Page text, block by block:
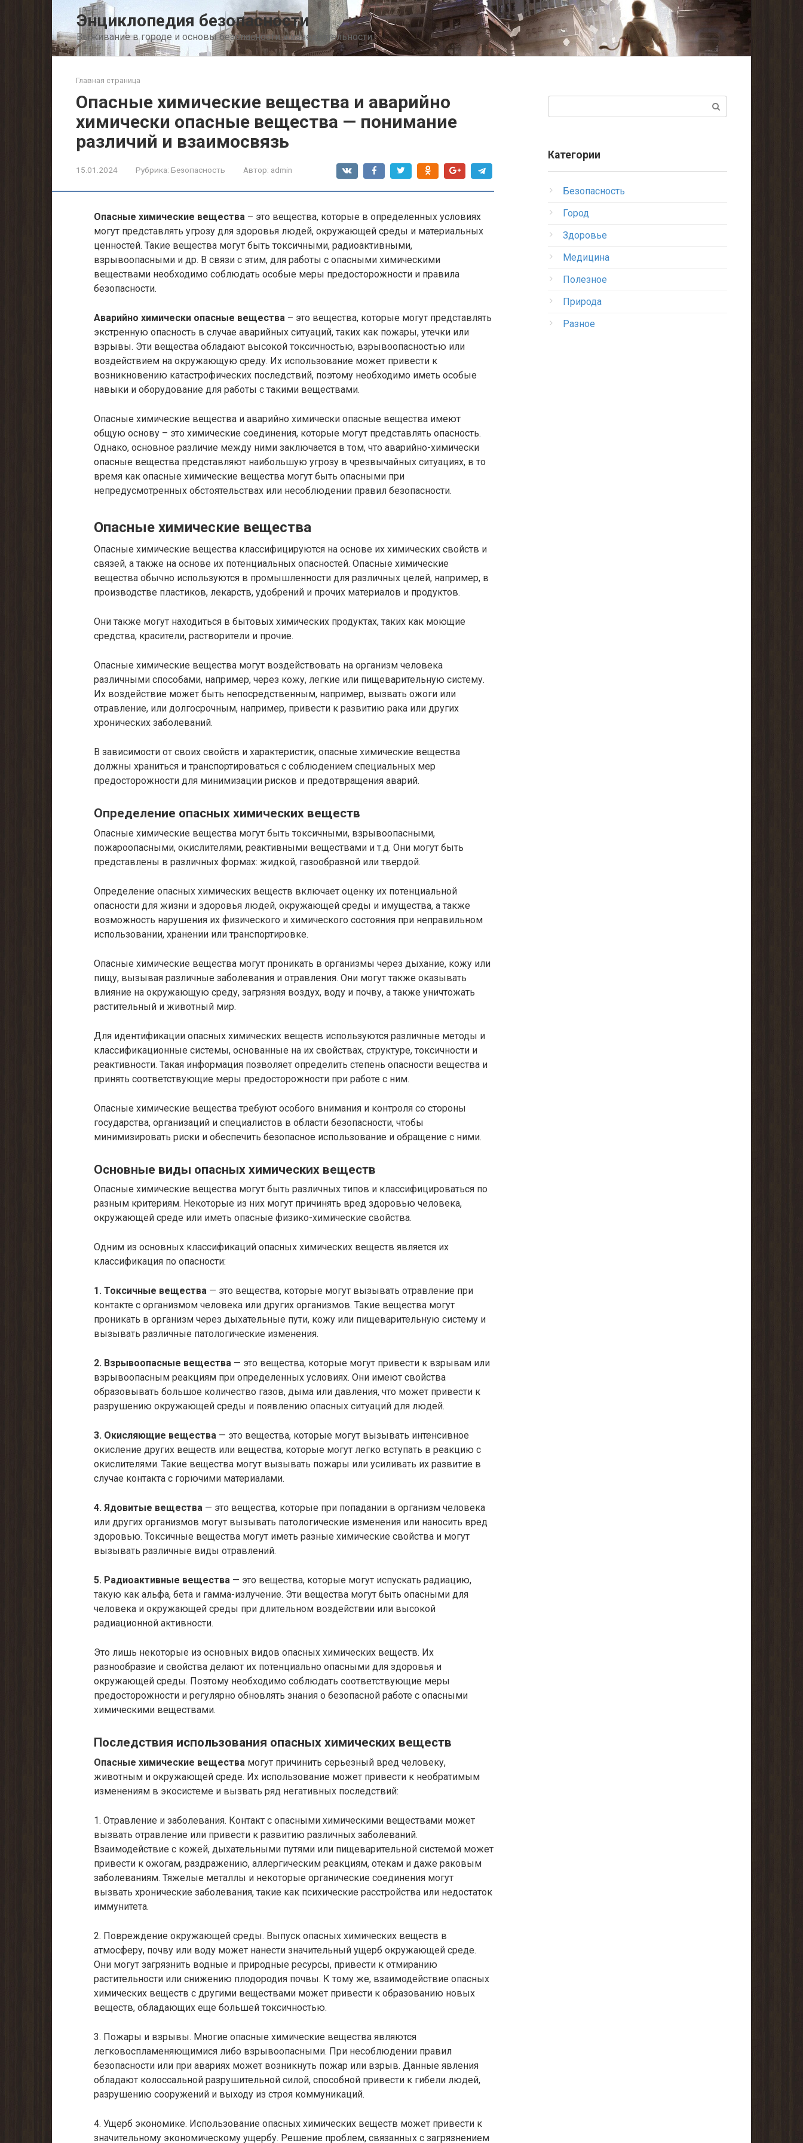
Энциклопедия безопасности
Выживание в городе и основы безопасности жизнедеятельности
Главная страница
Опасные химические вещества и аварийно
химически опасные вещества — понимание
различий и взаимосвязь
15.01.2024 Рубрика: Безопасность Автор: admin
Опасные химические вещества – это вещества, которые в определенных условиях
могут представлять угрозу для здоровья людей, окружающей среды и материальных
ценностей. Такие вещества могут быть токсичными, радиоактивными,
взрывоопасными и др. В связи с этим, для работы с опасными химическими
веществами необходимо соблюдать особые меры предосторожности и правила
безопасности.
Аварийно химически опасные вещества – это вещества, которые могут представлять
экстренную опасность в случае аварийных ситуаций, таких как пожары, утечки или
взрывы. Эти вещества обладают высокой токсичностью, взрывоопасностью или
воздействием на окружающую среду. Их использование может привести к
возникновению катастрофических последствий, поэтому необходимо иметь особые
навыки и оборудование для работы с такими веществами.
Опасные химические вещества и аварийно химически опасные вещества имеют
общую основу – это химические соединения, которые могут представлять опасность.
Однако, основное различие между ними заключается в том, что аварийно-химически
опасные вещества представляют наибольшую угрозу в чрезвычайных ситуациях, в то
время как опасные химические вещества могут быть опасными при
непредусмотренных обстоятельствах или несоблюдении правил безопасности.
Опасные химические вещества
Опасные химические вещества классифицируются на основе их химических свойств и
связей, а также на основе их потенциальных опасностей. Опасные химические
вещества обычно используются в промышленности для различных целей, например, в
производстве пластиков, лекарств, удобрений и прочих материалов и продуктов.
Они также могут находиться в бытовых химических продуктах, таких как моющие
средства, красители, растворители и прочие.
Опасные химические вещества могут воздействовать на организм человека
различными способами, например, через кожу, легкие или пищеварительную систему.
Их воздействие может быть непосредственным, например, вызвать ожоги или
отравление, или долгосрочным, например, привести к развитию рака или других
хронических заболеваний.
В зависимости от своих свойств и характеристик, опасные химические вещества
должны храниться и транспортироваться с соблюдением специальных мер
предосторожности для минимизации рисков и предотвращения аварий.
Определение опасных химических веществ
Опасные химические вещества могут быть токсичными, взрывоопасными,
пожароопасными, окислителями, реактивными веществами и т.д. Они могут быть
представлены в различных формах: жидкой, газообразной или твердой.
Определение опасных химических веществ включает оценку их потенциальной
опасности для жизни и здоровья людей, окружающей среды и имущества, а также
возможность нарушения их физического и химического состояния при неправильном
использовании, хранении или транспортировке.
Опасные химические вещества могут проникать в организмы через дыхание, кожу или
пищу, вызывая различные заболевания и отравления. Они могут также оказывать
влияние на окружающую среду, загрязняя воздух, воду и почву, а также уничтожать
растительный и животный мир.
Для идентификации опасных химических веществ используются различные методы и
классификационные системы, основанные на их свойствах, структуре, токсичности и
реактивности. Такая информация позволяет определить степень опасности вещества и
принять соответствующие меры предосторожности при работе с ним.
Опасные химические вещества требуют особого внимания и контроля со стороны
государства, организаций и специалистов в области безопасности, чтобы
минимизировать риски и обеспечить безопасное использование и обращение с ними.
Основные виды опасных химических веществ
Опасные химические вещества могут быть различных типов и классифицироваться по
разным критериям. Некоторые из них могут причинять вред здоровью человека,
окружающей среде или иметь опасные физико-химические свойства.
Одним из основных классификаций опасных химических веществ является их
классификация по опасности:
1. Токсичные вещества — это вещества, которые могут вызывать отравление при
контакте с организмом человека или других организмов. Такие вещества могут
проникать в организм через дыхательные пути, кожу или пищеварительную систему и
вызывать различные патологические изменения.
2. Взрывоопасные вещества — это вещества, которые могут привести к взрывам или
взрывоопасным реакциям при определенных условиях. Они имеют свойства
образовывать большое количество газов, дыма или давления, что может привести к
разрушению окружающей среды и появлению опасных ситуаций для людей.
3. Окисляющие вещества — это вещества, которые могут вызывать интенсивное
окисление других веществ или вещества, которые могут легко вступать в реакцию с
окислителями. Такие вещества могут вызывать пожары или усиливать их развитие в
случае контакта с горючими материалами.
4. Ядовитые вещества — это вещества, которые при попадании в организм человека
или других организмов могут вызывать патологические изменения или наносить вред
здоровью. Токсичные вещества могут иметь разные химические свойства и могут
вызывать различные виды отравлений.
5. Радиоактивные вещества — это вещества, которые могут испускать радиацию,
такую как альфа, бета и гамма-излучение. Эти вещества могут быть опасными для
человека и окружающей среды при длительном воздействии или высокой
радиационной активности.
Это лишь некоторые из основных видов опасных химических веществ. Их
разнообразие и свойства делают их потенциально опасными для здоровья и
окружающей среды. Поэтому необходимо соблюдать соответствующие меры
предосторожности и регулярно обновлять знания о безопасной работе с опасными
химическими веществами.
Последствия использования опасных химических веществ
Опасные химические вещества могут причинить серьезный вред человеку,
животным и окружающей среде. Их использование может привести к необратимым
изменениям в экосистеме и вызвать ряд негативных последствий:
1. Отравление и заболевания. Контакт с опасными химическими веществами может
вызвать отравление или привести к развитию различных заболеваний.
Взаимодействие с кожей, дыхательными путями или пищеварительной системой может
привести к ожогам, раздражению, аллергическим реакциям, отекам и даже раковым
заболеваниям. Тяжелые металлы и некоторые органические соединения могут
вызвать хронические заболевания, такие как психические расстройства или недостаток
иммунитета.
2. Повреждение окружающей среды. Выпуск опасных химических веществ в
атмосферу, почву или воду может нанести значительный ущерб окружающей среде.
Они могут загрязнить водные и природные ресурсы, привести к отмиранию
растительности или снижению плодородия почвы. К тому же, взаимодействие опасных
химических веществ с другими веществами может привести к образованию новых
веществ, обладающих еще большей токсичностью.
3. Пожары и взрывы. Многие опасные химические вещества являются
легковоспламеняющимися либо взрывоопасными. При несоблюдении правил
безопасности или при авариях может возникнуть пожар или взрыв. Данные явления
обладают колоссальной разрушительной силой, способной привести к гибели людей,
разрушению сооружений и выходу из строя коммуникаций.
4. Ущерб экономике. Использование опасных химических веществ может привести к
значительному экономическому ущербу. Решение проблем, связанных с загрязнением
Категории
Безопасность
Город
Здоровье
Медицина
Полезное
Природа
Разное